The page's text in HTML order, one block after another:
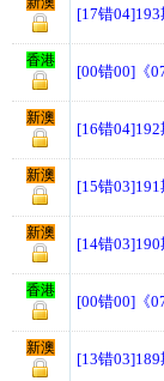
[17错
香港
[00错00]
新澳
[16错
新澳
[15错
新澳
[14错
香港
[00错00]
新澳
[13错